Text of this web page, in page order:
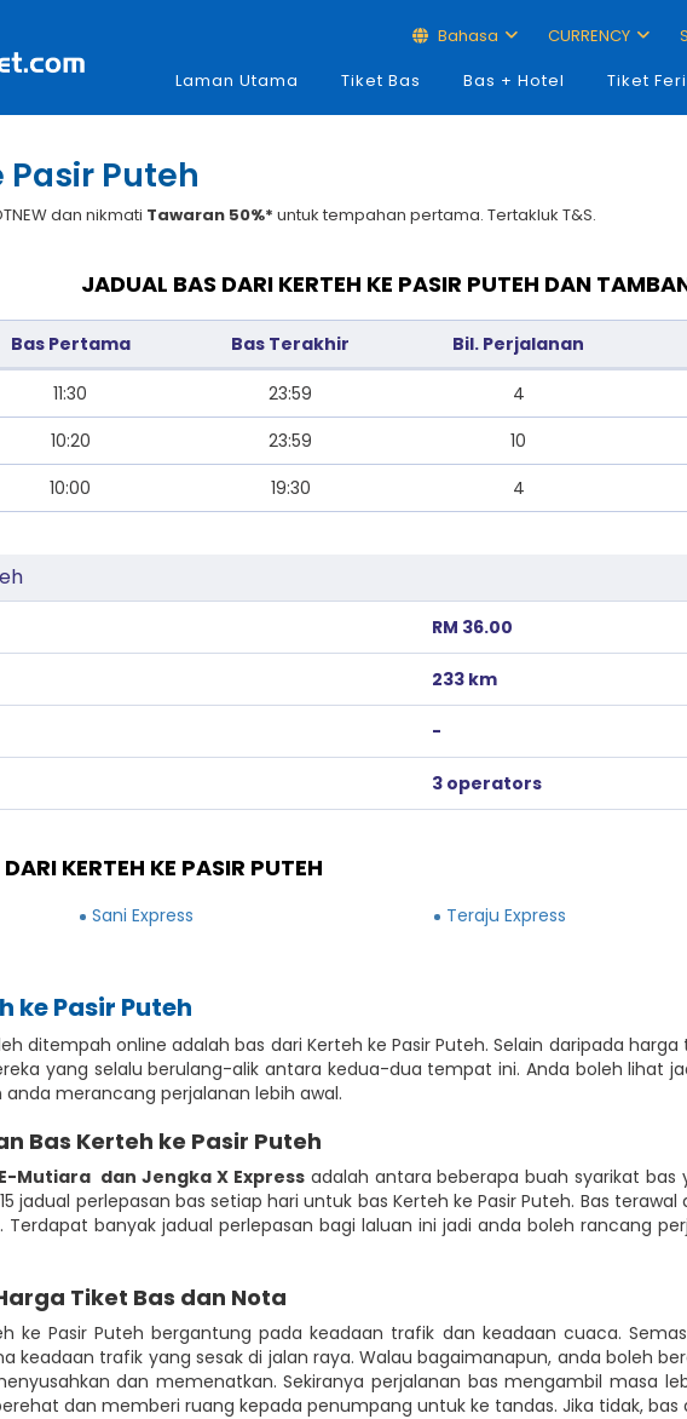
Bahasa CURRENCY
Laman Utama
Tiket Bas Bas + Hotel Tiket Feri
Pasir Puteh
dan nikmati Tawaran 50%* untuk tempahan pertama. Tertakluk T&S.
JADUAL BAS DARI KERTEH KE PASIR PUTEH DAN
Bas Pertama Bas Terakhir Bil. Perjalanan
11:30 23:59 4
10:20 23:59 10
10:00 19:30 4
RM 36.00
233 km
-
3 operators
KERTEH KE PASIR PUTEH
Sani Express Teraju Express
ke Pasir Puteh
ditempah online adalah bas dari Kerteh ke Pasir Puteh. Selain daripada
yang selalu berulang-alik antara kedua-dua tempat ini. Anda boleh lihat
merancang perjalanan lebih awal.
Bas Kerteh ke Pasir Puteh
E-Mutiara dan Jengka X Expressadalah antara beberapa buah syarikat bas
jadual perlepasan bas setiap hari untuk bas Kerteh ke Pasir Puteh. Bas
Terdapat banyak jadual perlepasan bagi laluan ini jadi anda boleh rancang
Tiket Bas dan Nota
ke Pasir Puteh bergantung pada keadaan trafik dan keadaan cuaca.
keadaan trafik yang sesak di jalan raya. Walau bagaimanapun, anda boleh
dan memenatkan. Sekiranya perjalanan bas mengambil masa
dan memberi ruang kepada penumpang untuk ke tandas. Jika tidak, bas